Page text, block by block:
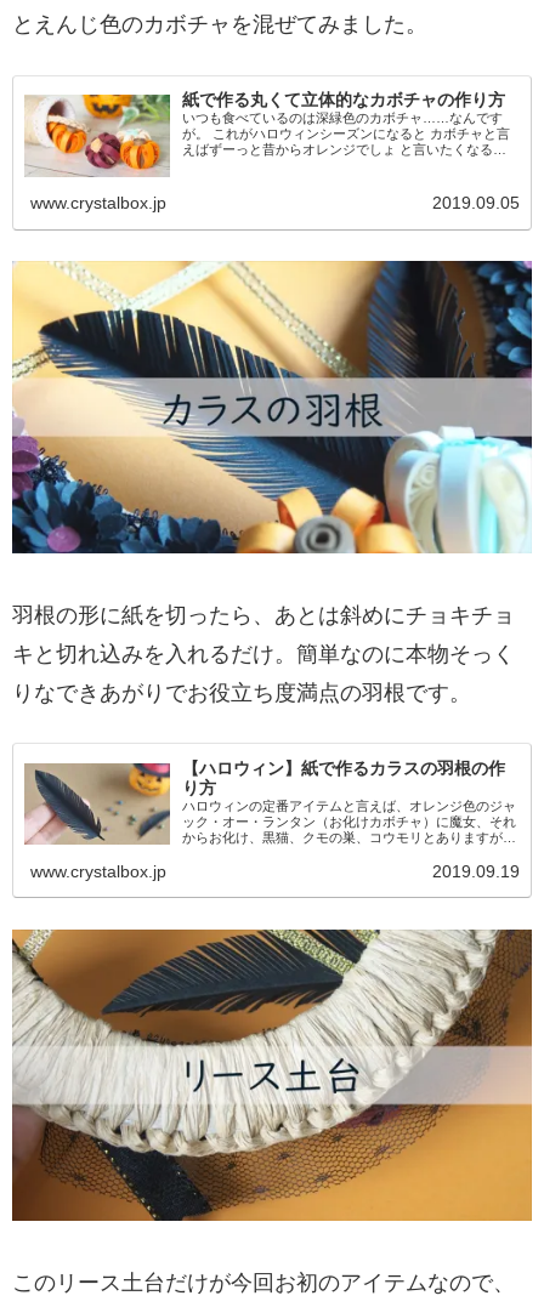
とえんじ色のカボチャを混ぜてみました。
紙で作る丸くて立体的なカボチャの作り方
いつも食べているのは深緑色のカボチャ……なんです
が。 これがハロウィンシーズンになると カボチャと言
えばずーっと昔からオレンジでしょ と言いたくなるく
www.crystalbox.jp 2019.09.05
羽根の形に紙を切ったら、あとは斜めにチョキチョ
キと切れ込みを入れるだけ。簡単なのに本物そっく
りなできあがりでお役立ち度満点の羽根です。
【ハロウィン】紙で作るカラスの羽根の作
り方
ハロウィンの定番アイテムと言えば、オレンジ色のジャ
ック・オー・ランタン（お化けカボチャ）に魔女、それ
からお化け、黒猫、クモの巣、コウモリとありますが、
www.crystalbox.jp 2019.09.19
このリース土台だけが今回お初のアイテムなので、